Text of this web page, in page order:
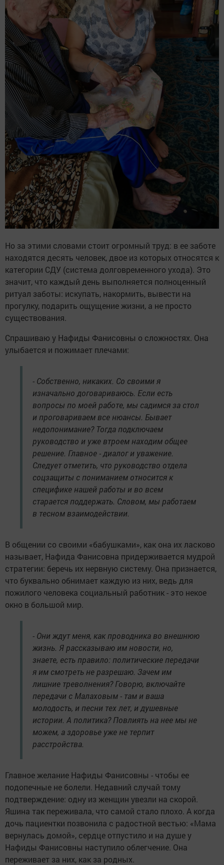
Но за этими словами стоит огромный труд: в ее заботе
находятся десять человек, двое из которых относятся к
категории СДУ (система долговременного ухода). Это
значит, что каждый день выполняется полноценный
ритуал заботы: искупать, накормить, вывести на
прогулку, подарить ощущение жизни, а не просто
существования.
Спрашиваю у Нафиды Фанисовны о сложностях. Она
улыбается и пожимает плечами:
- Собственно, никаких. Со своими я
изначально договариваюсь. Если есть
вопросы по моей работе, мы садимся за стол
и проговариваем все нюансы. Бывает
недопонимание? Тогда подключаем
руководство и уже втроем находим общее
решение. Главное - диалог и уважение.
Следует отметить, что руководство отдела
соцзащиты с пониманием относится к
специфике нашей работы и во всем
старается поддержать. Словом, мы работаем
в тесном взаимодействии.
В общении со своими «бабушками», как она их ласково
называет, Нафида Фанисовна придерживается мудрой
стратегии: беречь их нервную систему. Она признается,
что буквально обнимает каждую из них, ведь для
пожилого человека социальный работник - это некое
окно в большой мир.
- Они ждут меня, как проводника во внешнюю
жизнь. Я рассказываю им новости, но,
знаете, есть правило: политические передачи
я им смотреть не разрешаю. Зачем им
лишние треволнения? Говорю, включайте
передачи с Малаховым - там и ваша
молодость, и песни тех лет, и душевные
истории. А политика? Повлиять на нее мы не
можем, а здоровье уже не терпит
расстройства.
Главное желание Нафиды Фанисовны - чтобы ее
подопечные не болели. Недавний случай тому
подтверждение: одну из женщин увезли на скорой.
Яшина так переживала, что самой стало плохо. А когда
дочь пациентки позвонила с радостной вестью: «Мама
вернулась домой», сердце отпустило и на душе у
Нафиды Фанисовны наступило облегчение. Она
переживает за них, как за родных.